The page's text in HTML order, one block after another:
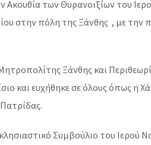
των Θυρανοιξίων του
στην πόλη της Ξάνθης , με την
Ξάνθης και
και ευχήθηκε σε όλους όπως η
Συμβούλιο του Ιερού